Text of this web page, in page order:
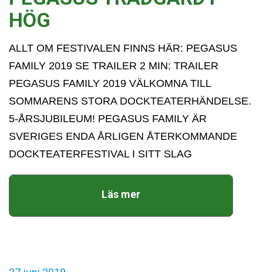
HÖG
ALLT OM FESTIVALEN FINNS HÄR: PEGASUS
FAMILY 2019 SE TRAILER 2 MIN: TRAILER
PEGASUS FAMILY 2019 VÄLKOMNA TILL
SOMMARENS STORA DOCKTEATERHÄNDELSE.
5-ÅRSJUBILEUM! PEGASUS FAMILY ÄR
SVERIGES ENDA ÅRLIGEN ÅTERKOMMANDE
DOCKTEATERFESTIVAL I SITT SLAG
Läs mer